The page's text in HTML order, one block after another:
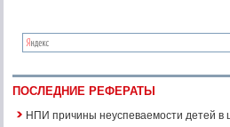
ПОСЛЕДНИЕ РЕФЕРАТЫ
НПИ причины неуспеваемости детей в